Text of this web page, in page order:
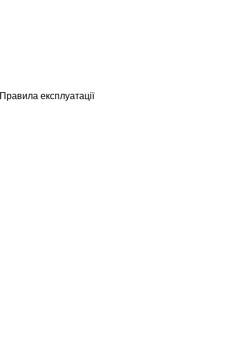
Правила експлуатації